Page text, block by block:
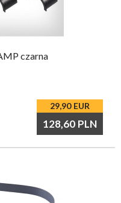
czarna
29,90 EUR
128,60 PLN